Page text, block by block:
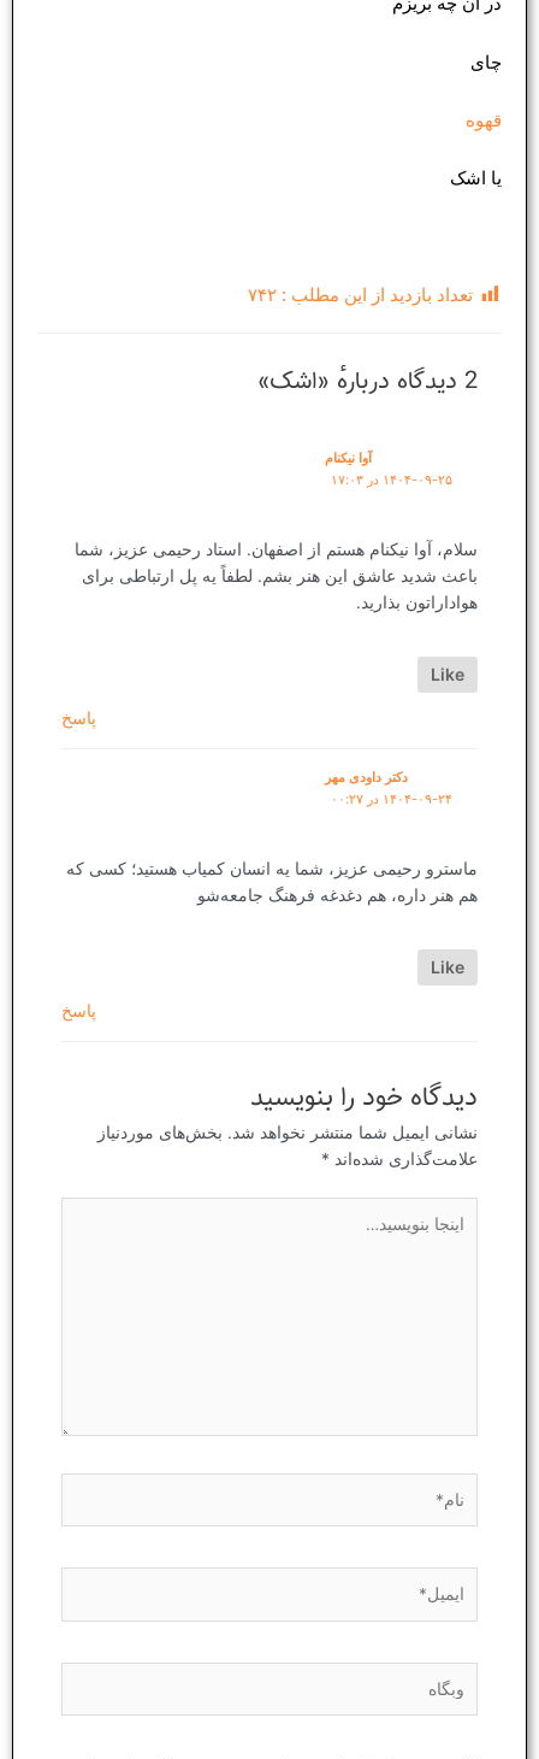
چای
قهوه
یا اشک
تعداد بازدید از این مطلب : ۷۴۲
2 دیدگاه دربارهٔ «اشک»
آوا نیکنام
۱۴۰۴-۰۹-۲۵ در ۱۷:۰۳
سلام، آوا نیکنام هستم از اصفهان. استاد رحیمی عزیز، شما
باعث شدید عاشق این هنر بشم. لطفاً یه پل ارتباطی برای
هواداراتون بذارید.
Like
پاسخ
دکتر داودی مهر
۱۴۰۴-۰۹-۲۴ در ۰۰:۲۷
ماسترو رحیمی عزیز، شما یه انسان کمیاب هستید؛ کسی که
هم هنر داره، هم دغدغه فرهنگ جامعه‌شو
Like
پاسخ
دیدگاه‌ خود را بنویسید
نشانی ایمیل شما منتشر نخواهد شد. بخش‌های موردنیاز
علامت‌گذاری شده‌اند *
بنویسید…